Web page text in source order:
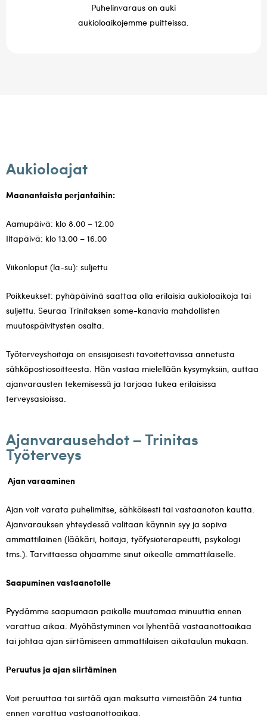
Puhelinvaraus on auki
aukioloaikojemme puitteissa.
Aukioloajat
Maanantaista perjantaihin:
Aamupäivä: klo 8.00 – 12.00
Iltapäivä: klo 13.00 – 16.00
Viikonloput (la-su): suljettu
Poikkeukset: pyhäpäivinä saattaa olla erilaisia aukioloaikoja tai
suljettu. Seuraa Trinitaksen some-kanavia mahdollisten
muutospäivitysten osalta.
Työterveyshoitaja on ensisijaisesti tavoitettavissa annetusta
sähköpostiosoitteesta. Hän vastaa mielellään kysymyksiin, auttaa
ajanvarausten tekemisessä ja tarjoaa tukea erilaisissa
terveysasioissa.
Ajanvarausehdot – Trinitas
Työterveys
Ajan varaaminen
Ajan voit varata puhelimitse, sähköisesti tai vastaanoton kautta.
Ajanvarauksen yhteydessä valitaan käynnin syy ja sopiva
ammattilainen (lääkäri, hoitaja, työfysioterapeutti, psykologi
tms.). Tarvittaessa ohjaamme sinut oikealle ammattilaiselle.
Saapuminen vastaanotolle
Pyydämme saapumaan paikalle muutamaa minuuttia ennen
varattua aikaa. Myöhästyminen voi lyhentää vastaanottoaikaa
tai johtaa ajan siirtämiseen ammattilaisen aikataulun mukaan.
Peruutus ja ajan siirtäminen
Voit peruuttaa tai siirtää ajan maksutta viimeistään 24 tuntia
ennen varattua vastaanottoaikaa.